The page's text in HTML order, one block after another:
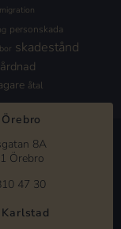
migration
personskada
skadestånd
åtal
8A
Örebro
47 30